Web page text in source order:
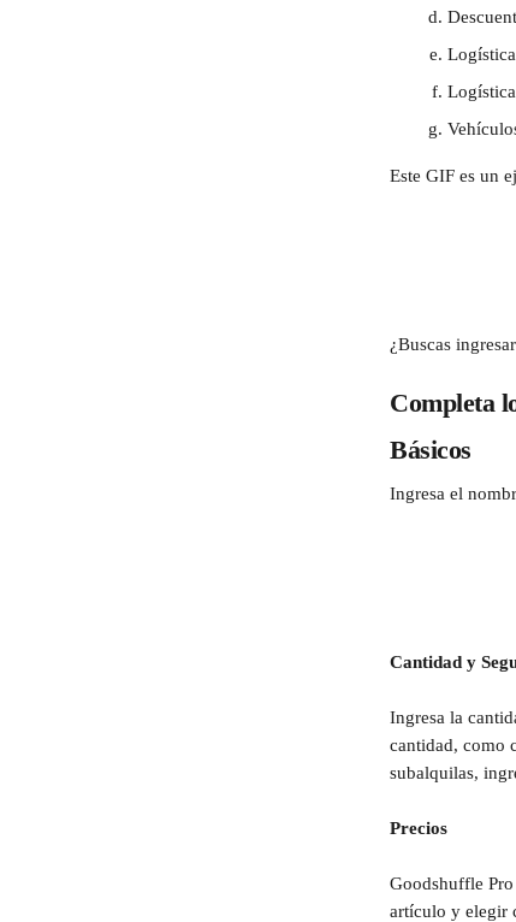
Este GIF es un
¿Buscas ingresar
Completa
Básicos
Ingresa el
Cantidad y
Ingresa la
cantidad, como
subalquilas,
Precios
Goodshuffle
artículo y elegir